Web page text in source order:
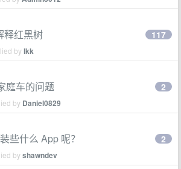
释红黑树
bylkk
117
庭车的问题
by Daniel0829
2
些什么 App 呢？
byshawndev
2